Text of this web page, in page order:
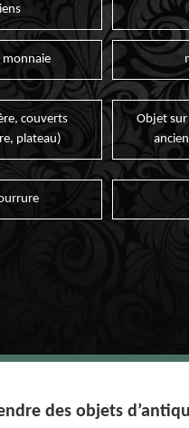
monnaie
couverts
plateau)
Objet sur
des objets